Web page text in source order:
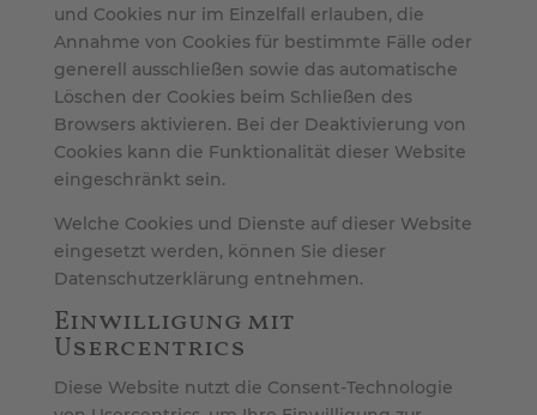
und Cookies nur im Einzelfall erlauben, die
Annahme von Cookies für bestimmte Fälle oder
generell ausschließen sowie das automatische
Löschen der Cookies beim Schließen des
Browsers aktivieren. Bei der Deaktivierung von
Cookies kann die Funktionalität dieser Website
eingeschränkt sein.
Welche Cookies und Dienste auf dieser Website
eingesetzt werden, können Sie dieser
Datenschutzerklärung entnehmen.
Einwilligung mit
Usercentrics
Diese Website nutzt die Consent-Technologie